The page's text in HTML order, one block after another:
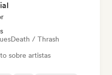
Death / Thrash
sobre artistas